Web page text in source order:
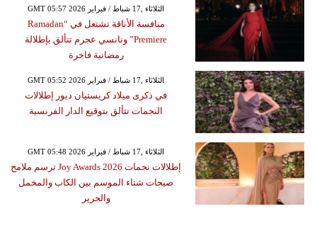
GMT 05:57 2026 الثلاثاء ,17 شباط / فبراير
منافسة الأناقة تشتعل في “Ramadan
Premiere” ونانسي عجرم تتألق بإطلالة
رمضانية فاخرة
GMT 05:52 2026 الثلاثاء ,17 شباط / فبراير
في ذكرى ميلاد كريستيان ديور إطلالات
النجمات تتألق بتوقيع الدار الفرنسية
GMT 05:48 2026 الثلاثاء ,17 شباط / فبراير
إطلالات نجمات Joy Awards 2026 ترسم ملامح
صيحات شتاء الموسم بين الكاب والمخمل
والحرير